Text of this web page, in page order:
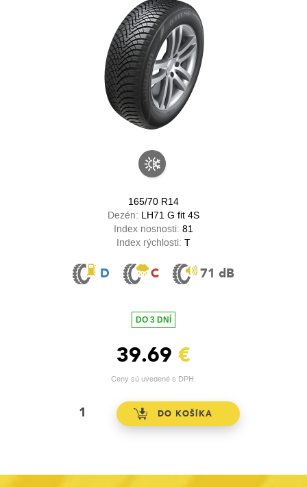
165/70 R14
Dezén: LH71 G fit 4S
Index nosnosti: 81
Index rýchlosti: T
D C 71 dB
DO 3 DNÍ
39.69 €
Ceny sú uvedené s DPH.